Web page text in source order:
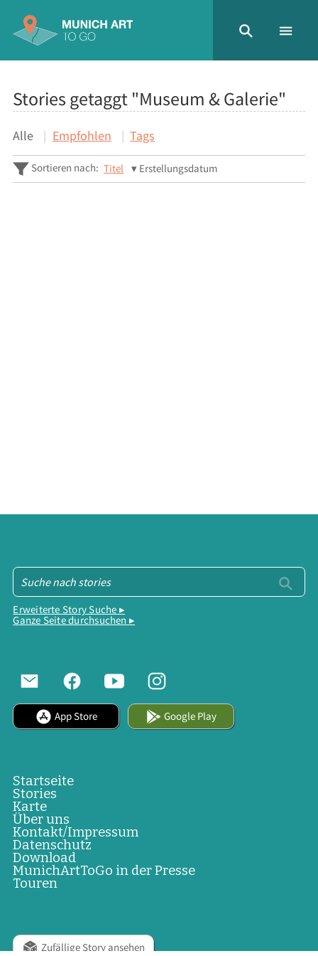
Stories getaggt "Museum & Galerie"
Alle Empfohlen Tags
Sortieren nach: Titel Erstellungsdatum
Erweiterte Story Suche ▸
Ganze Seite durchsuchen ▸
App Store Google Play
Startseite
Stories
Karte
Über uns
Kontakt/Impressum
Datenschutz
Download
MunichArtToGo in der Presse
Touren
Zufällige Story ansehen